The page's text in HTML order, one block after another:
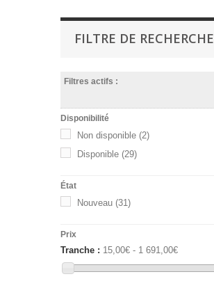
FILTRE DE RECHERCHE
Filtres actifs :
Disponibilité
Non disponible (2)
Disponible (29)
État
Nouveau (31)
Prix
Tranche : 15,00€ - 1 691,00€